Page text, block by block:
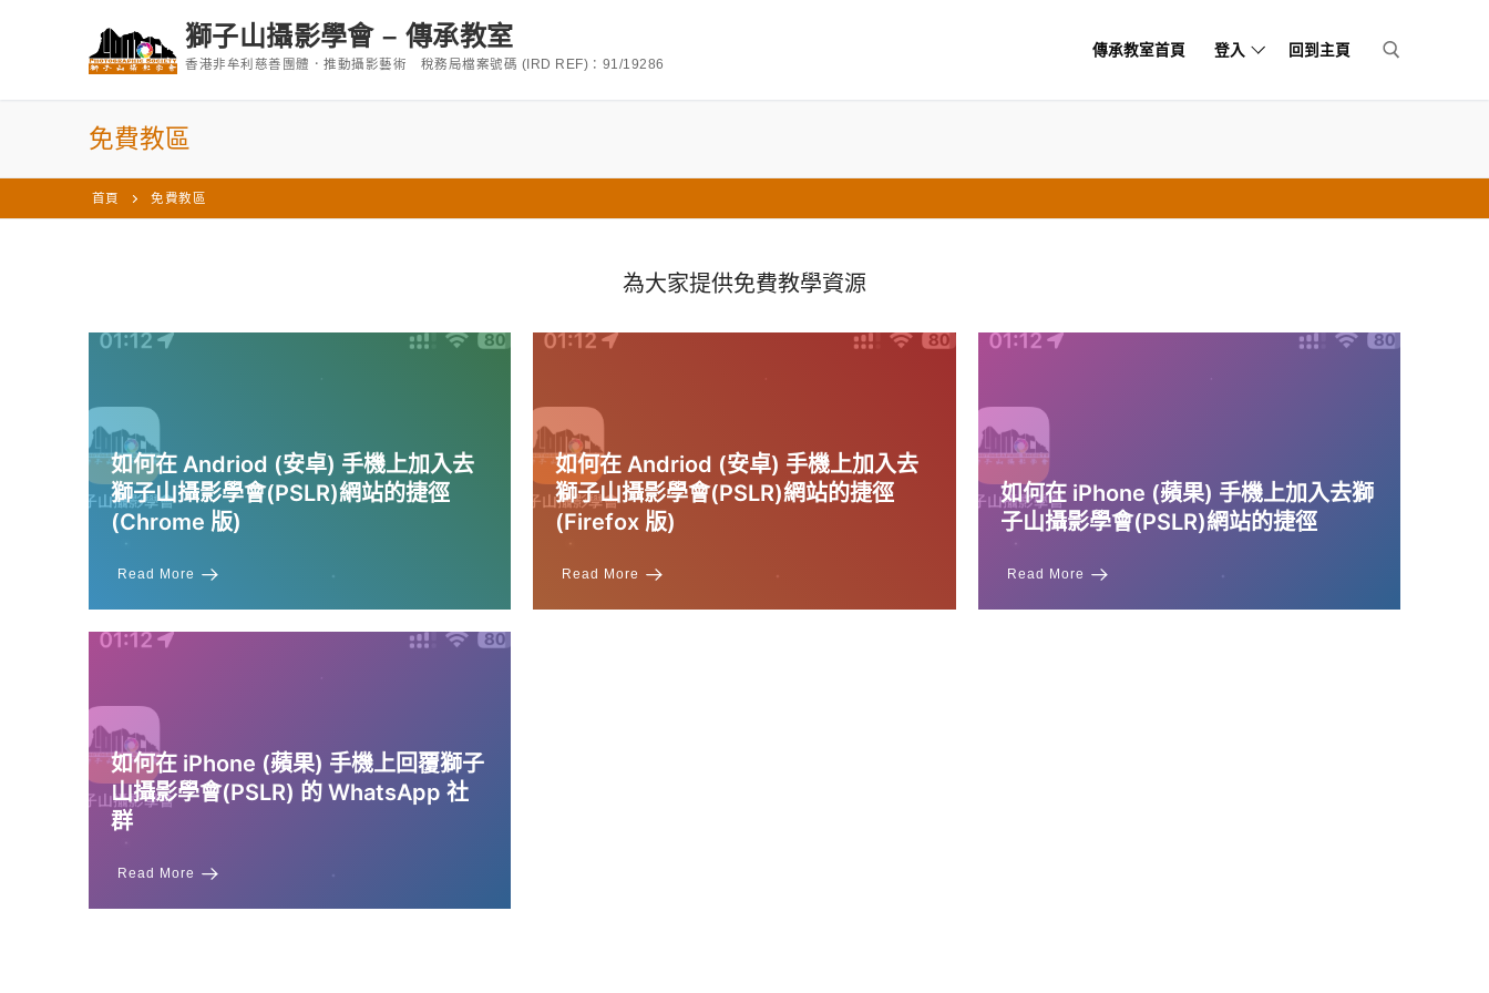
獅子山攝影學會 – 傳承教室
香港非牟利慈善團體．推動攝影藝術 稅務局檔案號碼 (IRD REF)：91/19286
傳承教室首頁 登入 回到主頁
免費教區
首頁 免費教區
為大家提供免費教學資源
如何在 Andriod (安卓) 手機上加入去
獅子山攝影學會(PSLR)網站的捷徑
(Chrome 版)
Read More
如何在 Andriod (安卓) 手機上加入去
獅子山攝影學會(PSLR)網站的捷徑
(Firefox 版)
Read More
如何在 iPhone (蘋果) 手機上加入去獅
子山攝影學會(PSLR)網站的捷徑
Read More
如何在 iPhone (蘋果) 手機上回覆獅子
山攝影學會(PSLR) 的 WhatsApp 社
群
Read More